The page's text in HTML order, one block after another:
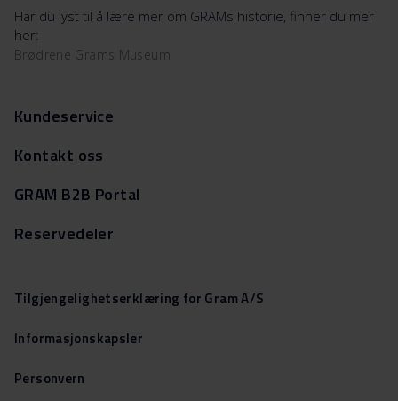
Har du lyst til å lære mer om GRAMs historie, finner du mer
her:
Brødrene Grams Museum
Kundeservice
Kontakt oss
GRAM B2B Portal
Reservedeler
Tilgjengelighetserklæring for Gram A/S
Informasjonskapsler
Personvern